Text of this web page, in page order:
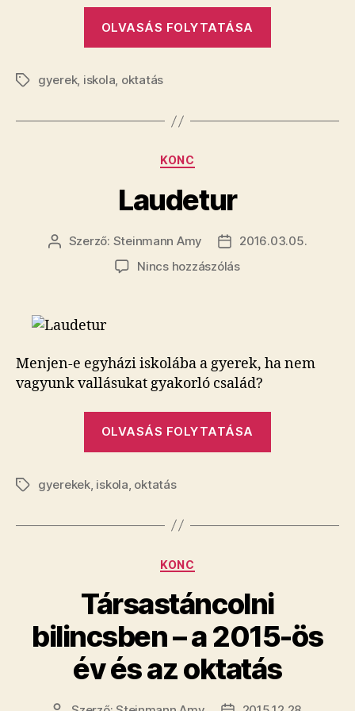
OLVASÁS FOLYTATÁSA
betegít?”
Címkékgyerek, iskola, oktatás
Kategóriák
KONC
Laudetur
Bejegyzés
Szerző: Steinmann Amy
Bejegyzés
dátuma
2016.03.05.
Nincs hozzászólása(z)
Menjen-e egyházi iskolába a gyerek, ha nem
vagyunk vallásukat gyakorló család?
OLVASÁS FOLYTATÁSA
Címkékgyerekek, iskola oktatás
Kategóriák
KONC
Társastáncolni
bilincsben – a 2015-ös
év és az oktatás